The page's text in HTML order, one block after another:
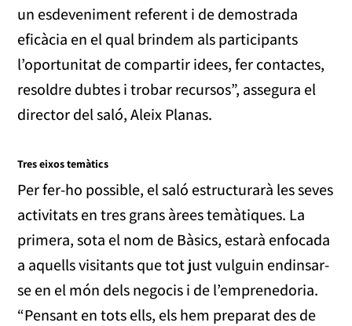
un esdeveniment referent i de demostrada
eficàcia en el qual brindem als participants
l’oportunitat de compartir idees, fer contactes,
resoldre dubtes i trobar recursos”, assegura el
director del saló, Aleix Planas.
Tres eixos temàtics
Per fer-ho possible, el saló estructurarà les seves
activitats en tres grans àrees temàtiques. La
primera, sota el nom de Bàsics, estarà enfocada
a aquells visitants que tot just vulguin endinsar-
se en el món dels negocis i de l’emprenedoria.
“Pensant en tots ells, els hem preparat des de